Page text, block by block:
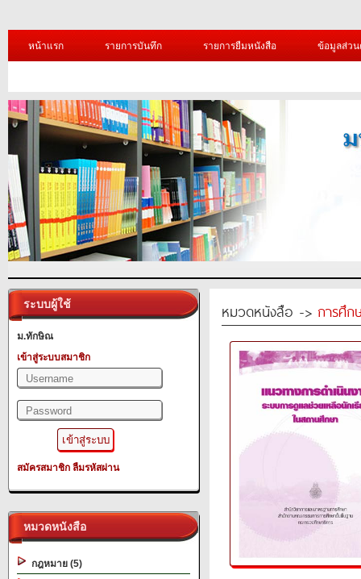
หน้าแรก รายการบันทึก รายการยืมหนังสือ ข้อมูลส่ว
ระบบผู้ใช้
ม.ทักษิณ
เข้าสู่ระบบสมาชิก
สมัครสมาชิก ลืมรหัสผ่าน
หมวดหนังสือ
กฎหมาย (5)
หมวดหนังสือ -> การศึก